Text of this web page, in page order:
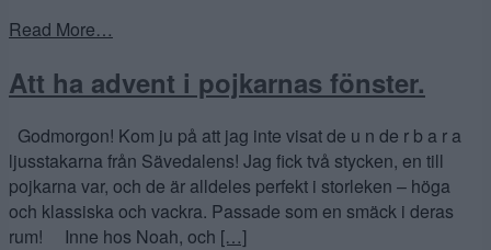
Read More…
Att ha advent i pojkarnas fönster.
Godmorgon! Kom ju på att jag inte visat de u n de r b a r a
ljusstakarna från Sävedalens! Jag fick två stycken, en till
pojkarna var, och de är alldeles perfekt i storleken – höga
och klassiska och vackra. Passade som en smäck i deras
rum! Inne hos Noah, och […]